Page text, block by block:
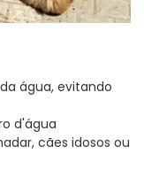
água, evitando
d'água
cães idosos ou